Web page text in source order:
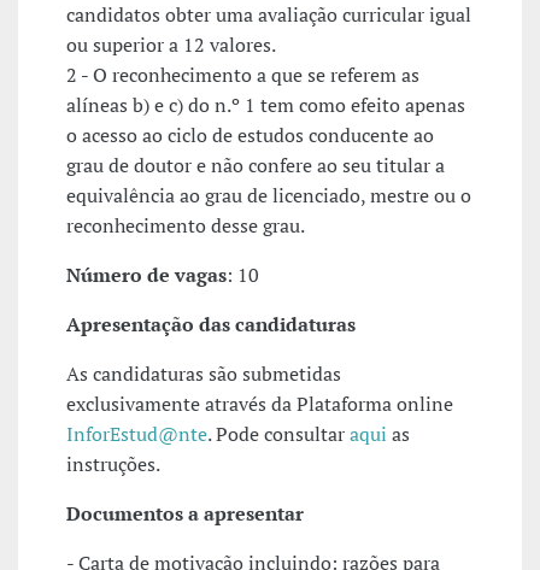
candidatos obter uma avaliação curricular igual
ou superior a 12 valores.
2 - O reconhecimento a que se referem as
alíneas b) e c) do n.º 1 tem como efeito apenas
o acesso ao ciclo de estudos conducente ao
grau de doutor e não confere ao seu titular a
equivalência ao grau de licenciado, mestre ou o
reconhecimento desse grau.
Número de vagas: 10
Apresentação das candidaturas
As candidaturas são submetidas
exclusivamente através da Plataforma online
InforEstud@nte. Pode consultaraqui as
instruções.
Documentos a apresentar
- Carta de motivação incluindo: razões para